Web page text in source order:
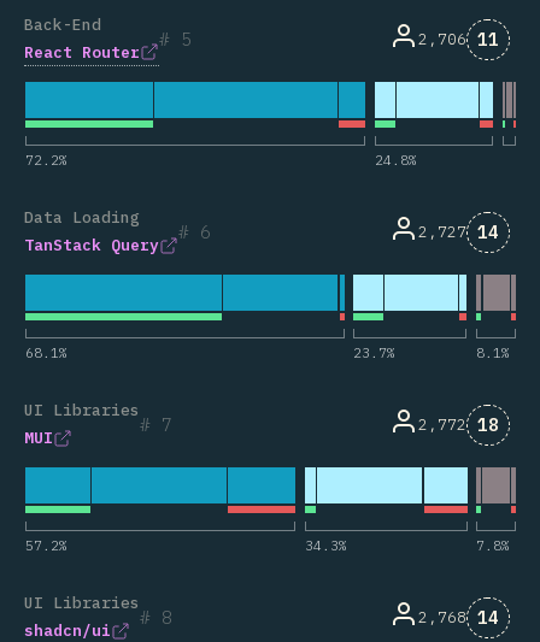
5
Back-End
React Router
72.2% 24.8%
2,706 11
6
Data Loading
TanStack Query
68.1% 23.7% 8.1%
2,727 14
7
UI Libraries
MUI
57.2% 34.3% 7.8%
2,772 18
8
UI Libraries
shadcn/ui
2,768 14